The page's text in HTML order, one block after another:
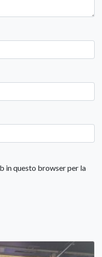
in questo browser per la